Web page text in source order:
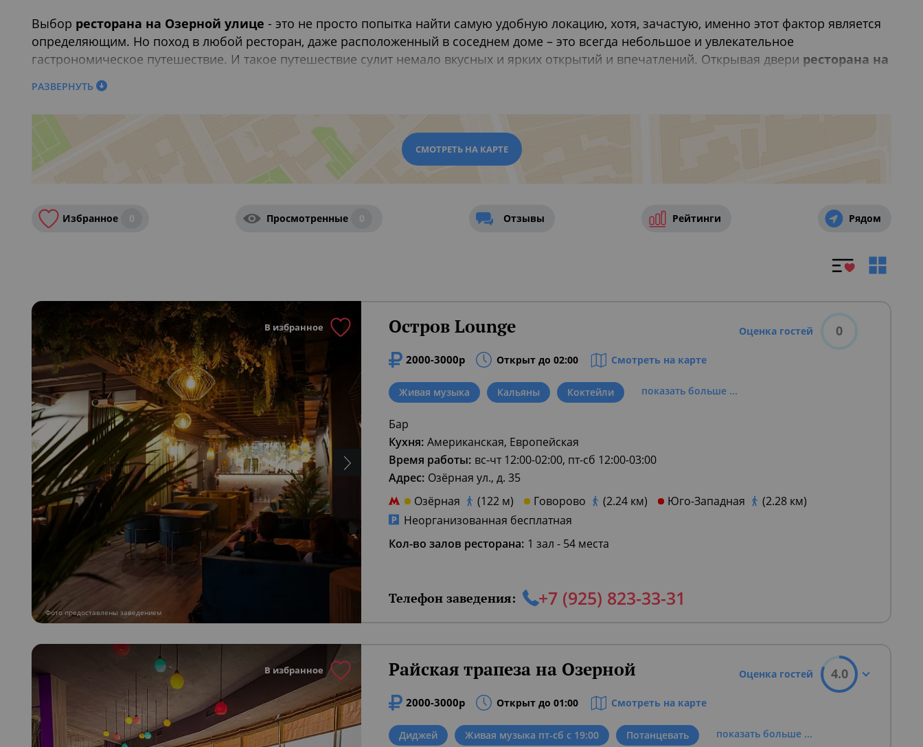
Выбор ресторана на Озерной улице - это не просто попытка найти самую удобную локацию, хотя, зачастую, именно этот фактор является
определяющим. Но поход в любой ресторан, даже расположенный в соседнем доме – это всегда небольшое и увлекательное
гастрономическое путешествие. И такое путешествие сулит немало вкусных и ярких открытий и впечатлений. Открывая двери ресторана на
Озерной улице
традицию. Демократичный ирландский бар легко соседствует с уютным домашним грузинским кафе или изысканным залом для
торжественных случаев. Сдержанный и солидный английский паб может расположиться в сотне метров от немецкой пивной или
итальянской траттории. А между простеньким кафе с блинами и выпечкой и небольшой кальянной может оказаться изысканный ресторан с
авторской кухней. Особенно приятно, что такая широкая палитра гастрономических возможностей доступна совсем рядом.
Завтраки в ресторанах Москвы
Где провести свадьбу в
РАЗВЕРНУТЬ
СМОТРЕТЬ НА КАРТЕ
Избранное 0 Просмотренные 0 Отзывы Рейтинги Рядом
В избранное
Фото предоставлены заведением
Остров Lounge
2000-3000р Открыт до 02:00 Смотреть на карте
Живая музыка Кальяны Коктейли показать больше ...
Бар
Кухня: Американская, Европейская
Время работы: вс-чт 12:00-02:00, пт-сб 12:00-03:00
Адрес: Озёрная ул., д. 35
Озёрная
(122 м) Говорово (2.24 км) Юго-Западная
(2.28 км)
Неорганизованная бесплатная
Кол-во залов ресторана: 1 зал - 54 места
Телефон заведения: +7 (925) 823-33-31
Оценка гостей 0
В избранное Райская трапеза на Озерной
2000-3000р Открыт до 01:00 Смотреть на карте
Диджей Живая музыка пт-сб с 19:00 Потанцевать показать больше ...
Оценка гостей 4.0